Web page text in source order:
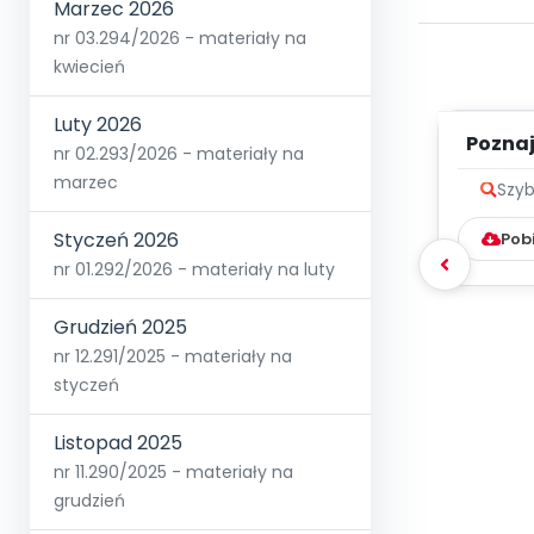
Marzec 2026
nr 03.294/2026 - materiały na
kwiecień
Luty 2026
nr 02.293/2026 - materiały na
marzec
Styczeń 2026
nr 01.292/2026 - materiały na luty
Grudzień 2025
nr 12.291/2025 - materiały na
styczeń
Listopad 2025
nr 11.290/2025 - materiały na
grudzień